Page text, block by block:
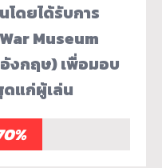
ดยได้รับการ
Museum
กฤษ) เพื่อมอบ
แก่ผู้เล่น